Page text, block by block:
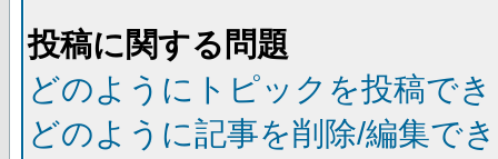
投稿に関する問題
どのようにトピックを投稿で
どのように記事を削除/編集で